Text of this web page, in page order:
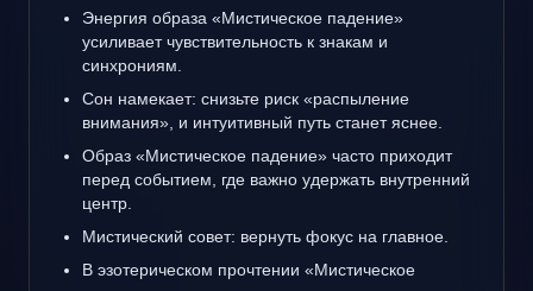
Энергия образа «Мистическое падение»
усиливает чувствительность к знакам и
синхрониям.
Сон намекает: снизьте риск «распыление
внимания», и интуитивный путь станет яснее.
Образ «Мистическое падение» часто приходит
перед событием, где важно удержать внутренний
центр.
Мистический совет: вернуть фокус на главное.
В эзотерическом прочтении «Мистическое